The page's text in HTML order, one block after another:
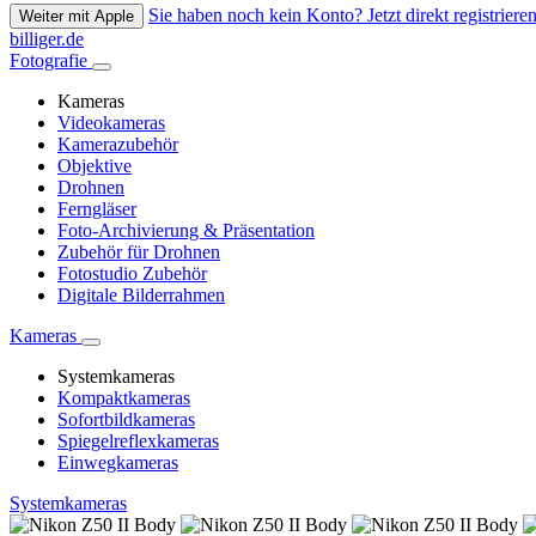
Weiter mit Apple
Sie haben noch kein Konto? Jetzt direkt
billiger.de
Fotografie
Kameras
Videokameras
Kamerazubehör
Objektive
Drohnen
Ferngläser
Foto-Archivierung & Präsentation
Zubehör für Drohnen
Fotostudio Zubehör
Digitale Bilderrahmen
Kameras
Systemkameras
Kompaktkameras
Sofortbildkameras
Spiegelreflexkameras
Einwegkameras
Systemkameras